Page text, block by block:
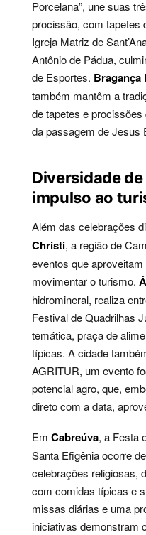
Porcelana”, une suas
procissão, com tapetes
Igreja Matriz de
Antônio de Pádua,
de Esportes. Bragança
também mantêm a
de tapetes e
da passagem de Jesus
Diversidade
impulso ao
Além das celebrações
Christi, a região de
eventos que
movimentar o turismo.
hidromineral, realiza
Festival de Quadrilhas
temática, praça de
típicas. A cidade
AGRITUR, um evento
potencial agro, que,
direto com a data,
Em Cabreúva, a Festa
Santa Efigênia ocorre
celebrações religiosas,
com comidas típicas e
missas diárias e uma
iniciativas demonstram